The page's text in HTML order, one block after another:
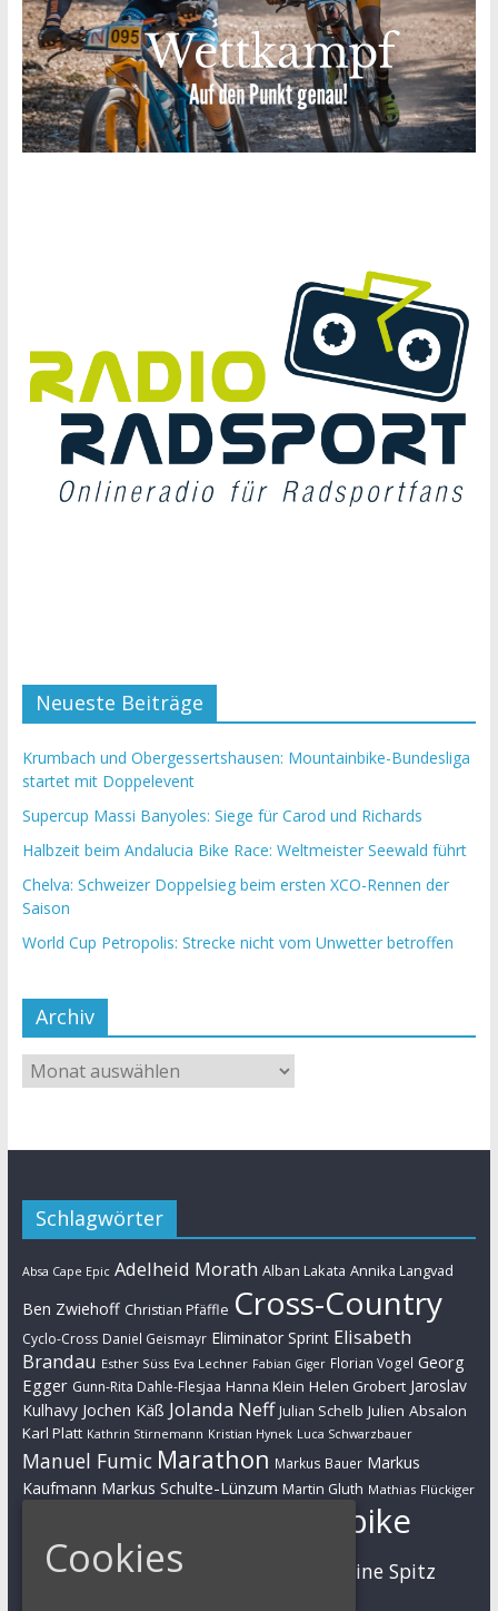
Neueste Beiträge
Krumbach und Obergessertshausen: Mountainbike-Bundesliga
startet mit Doppelevent
Supercup Massi Banyoles: Siege für Carod und Richards
Halbzeit beim Andalucia Bike Race: Weltmeister Seewald führt
Chelva: Schweizer Doppelsieg beim ersten XCO-Rennen der
Saison
World Cup Petropolis: Strecke nicht vom Unwetter betroffen
Archiv
Schlagwörter
Absa Cape Epic Adelheid Morath Alban Lakata Annika Langvad
Ben Zwiehoff Christian Pfäffle Cross-Country
Cyclo-Cross Daniel Geismayr Eliminator Sprint Elisabeth
Brandau Esther Süss Eva Lechner Fabian Giger Florian Vogel Georg
Egger Gunn-Rita Dahle-Flesjaa Hanna Klein Helen Grobert Jaroslav
Kulhavy Jochen Käß Jolanda Neff Julian Schelb Julien Absalon
Karl Platt Kathrin Stirnemann Kristian Hynek Luca Schwarzbauer
Manuel Fumic Marathon Markus Bauer Markus
Kaufmann Markus Schulte-Lünzum Martin Gluth Mathias Flückiger
Mountainbike
MTB Nadine Rieder Sabine Spitz
Cookies